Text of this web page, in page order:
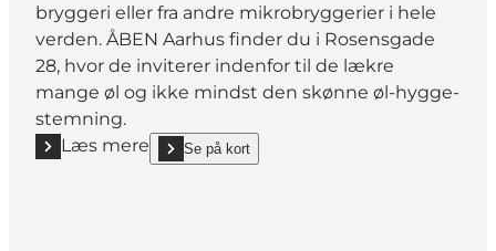
bryggeri eller fra andre mikrobryggerier i hele
verden. ÅBEN Aarhus finder du i Rosensgade
28, hvor de inviterer indenfor til de lækre
mange øl og ikke mindst den skønne øl-hygge-
stemning.
Læs mere
Læs mere "ÅBEN - Ølbar i Aarhus"
Se på kort
show ÅBEN - Ølbar i Aarhus on_map